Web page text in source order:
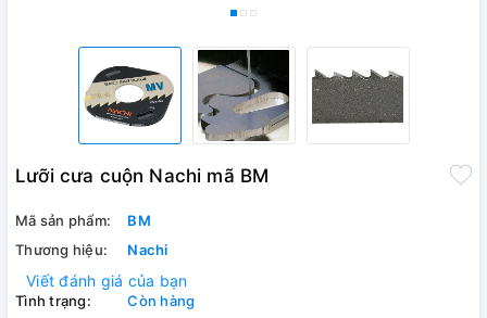
Lưỡi cưa cuộn Nachi mã BM
Mã sản phẩm:
BM
Thương hiệu:
Nachi
Viết đánh giá của bạn
Tình trạng: Còn hàng